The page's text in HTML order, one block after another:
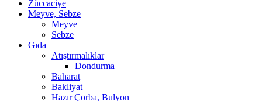
Züccaciye
Meyve, Sebze
Meyve
Sebze
Gıda
Atıştırmalıklar
Dondurma
Baharat
Bakliyat
Hazır Çorba, Bulyon